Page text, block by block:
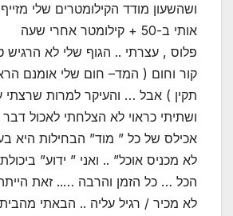
ושהשעון מודד הקילומטרים שלי
אותי ב-50 + קילומטר אחרי שעה
פלוס , עצרתי .. הגוף שלי לא הרגיש
קור וחום ( המד– חום שלי אומנם
תקין ) אבל … והעיקר למרות שרצתי
ושתיתי כראוי לא הצלחתי לאכול
אכילס של כל ” מוד” הבחילות היא
לא מכניס אוכל” .. ואני ” ידוע”
הכל … כל הזמן והרבה ….. זאת